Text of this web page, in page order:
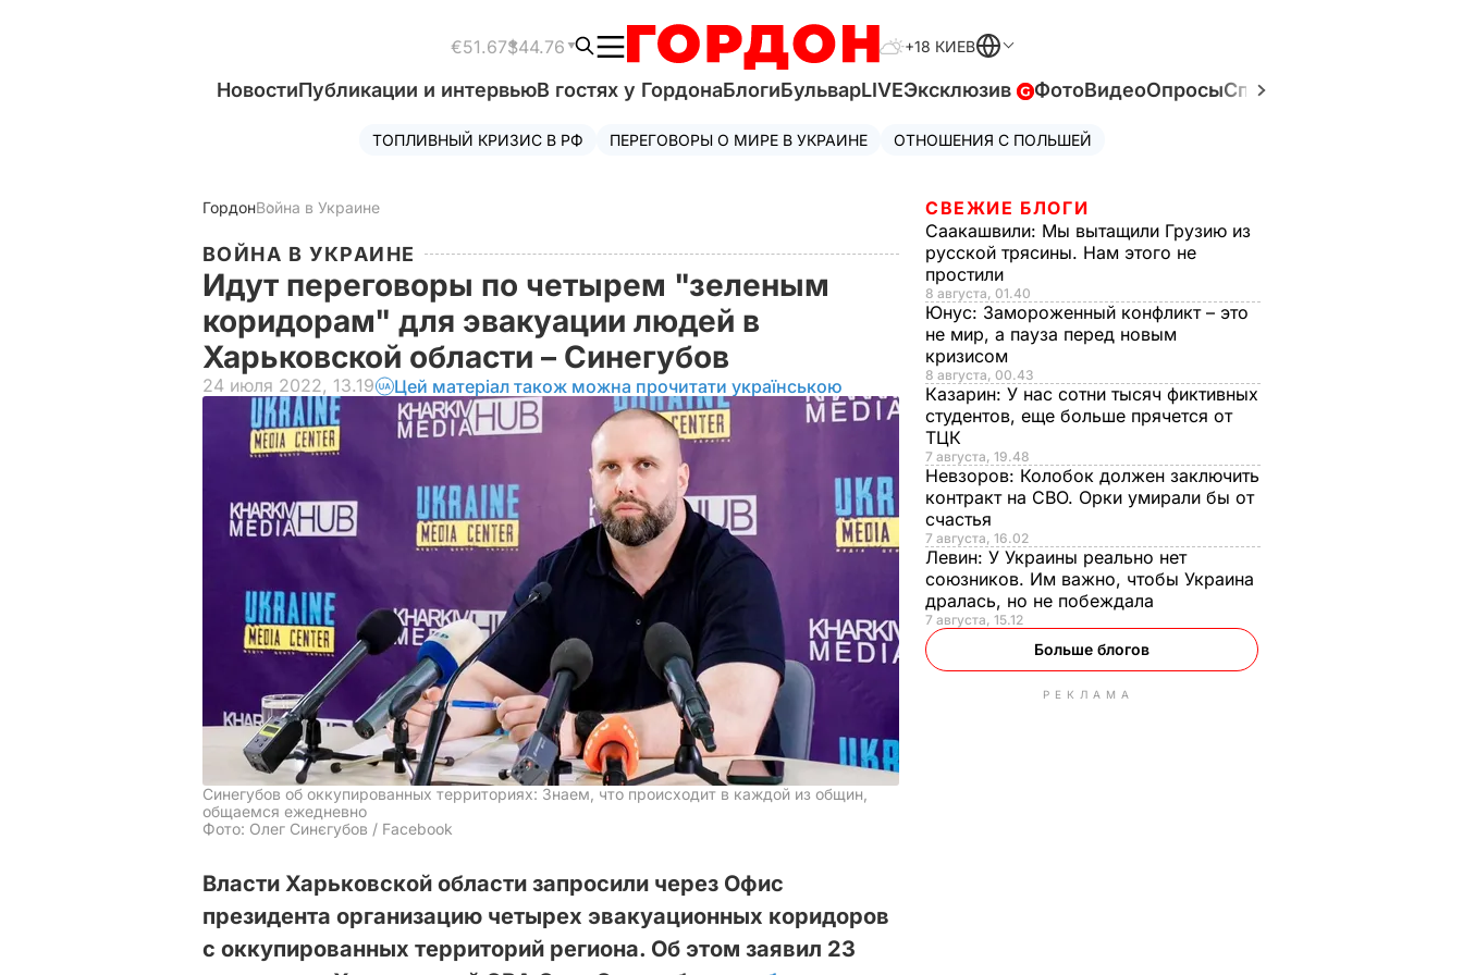
€51.67$44.76 +18 КИЕВ
НовостиПубликации и интервьюВ гостях у ГордонаБлогиБульварLIVEЭксклюзив ФотоВидеоОпросыСпецпроекты
ТОПЛИВНЫЙ КРИЗИС В РФ ПЕРЕГОВОРЫ О МИРЕ В УКРАИНЕ ОТНОШЕНИЯ С ПОЛЬШЕЙ
ГордонВойна в Украине
ВОЙНА В УКРАИНЕ
Идут переговоры по четырем "зеленым
коридорам" для эвакуации людей в
Харьковской области – Синегубов
24 июля 2022, 13.19 Цей матеріал також можна прочитати українською
Синегубов об оккупированных территориях: Знаем, что происходит в каждой из общин,
общаемся ежедневно
Фото: Олег Синєгубов / Facebook
Власти Харьковской области запросили через Офис
президента организацию четырех эвакуационных коридоров
с оккупированных территорий региона. Об этом заявил 23
СВЕЖИЕ БЛОГИ
Саакашвили: Мы вытащили Грузию из
русской трясины. Нам этого не
простили
8 августа, 01.40
Юнус: Замороженный конфликт – это
не мир, а пауза перед новым
кризисом
8 августа, 00.43
Казарин: У нас сотни тысяч фиктивных
студентов, еще больше прячется от
ТЦК
7 августа, 19.48
Невзоров: Колобок должен заключить
контракт на СВО. Орки умирали бы от
счастья
7 августа, 16.02
Левин: У Украины реально нет
союзников. Им важно, чтобы Украина
дралась, но не побеждала
7 августа, 15.12
Больше блогов
РЕКЛАМА